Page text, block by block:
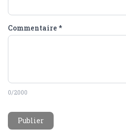
Commentaire *
0/2000
Publier